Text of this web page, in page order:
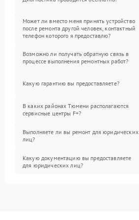
Может ли вместо меня принять устройство
после ремонта другой человек, контактный
телефон которого я предоставлю?
Возможно ли получать обратную связь в
процессе выполнения ремонтных работ?
Какую гарантию вы предоставляете?
В каких районах Тюмени располагаются
сервисные центры F+?
Выполняете ли вы ремонт для юридических
лиц?
Какую документацию вы предоставляете
для юридических лиц?